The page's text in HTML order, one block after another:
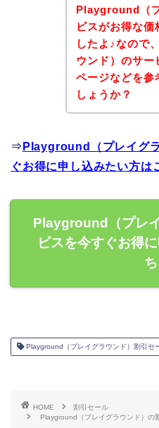
Playground（
ビスがお得な価
したよ♪なので
ウンド）のサー
ページなどを参
しょうか？
⇒ Playground（プレイグ
ぐお得に申し込みたい方は
Playground（プレ
ビスを今すぐお得
Playground（プレイグラウンド）割引セ
HOME
割引セール
Playground（プレイグラウンド）の